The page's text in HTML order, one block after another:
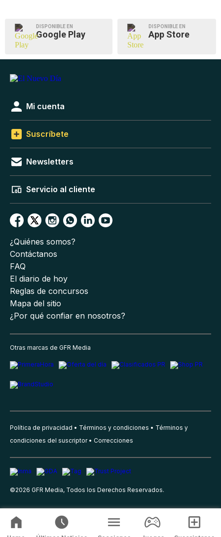
DISPONIBLE EN
Google Play
DISPONIBLE EN
App Store
Mi cuenta
Suscríbete
Newsletters
Servicio al cliente
¿Quiénes somos?
Contáctanos
FAQ
El diario de hoy
Reglas de concursos
Mapa del sitio
¿Por qué confiar en nosotros?
Otras marcas de GFR Media
Política de privacidad Términos y condiciones
Términos y
condiciones del suscriptor
Correcciones
©2026 GFR Media, Todos los Derechos Reservados.